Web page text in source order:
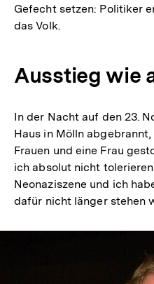
Gefecht setzen: Politiker
das Volk.
Ausstieg wie
In der Nacht auf den 23.
Haus in Mölln
Frauen und eine Frau
ich absolut nicht
Neonaziszene und ich
dafür nicht länger stehen